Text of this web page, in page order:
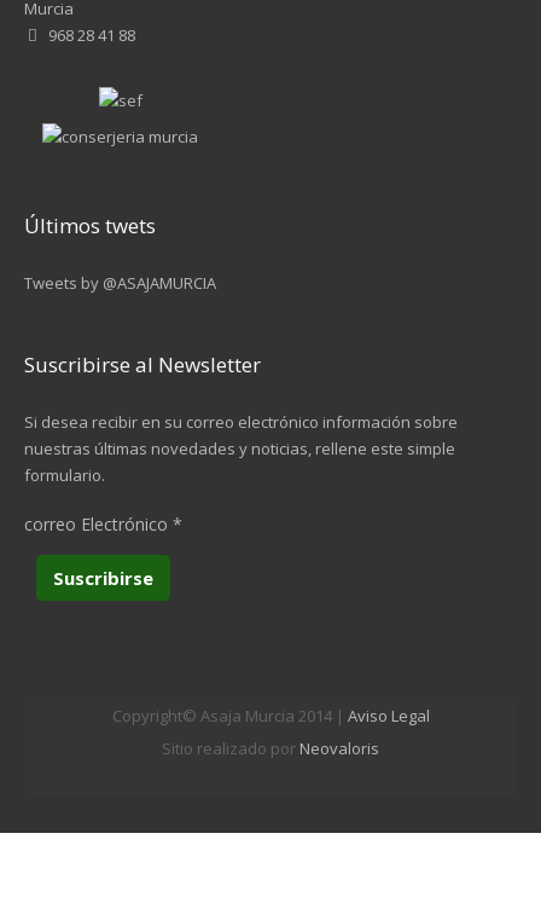
Murcia
968 28 41 88
Últimos twets
Tweets by @ASAJAMURCIA
Suscribirse al Newsletter
Si desea recibir en su correo electrónico información sobre
nuestras últimas novedades y noticias, rellene este simple
formulario.
correo Electrónico *
Copyright© Asaja Murcia 2014 | Aviso Legal
Sitio realizado por Neovaloris